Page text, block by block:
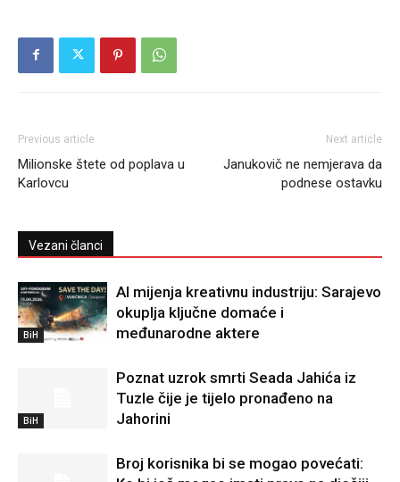
Previous article
Milionske štete od poplava u
Karlovcu
Next article
Janukovič ne nemjerava da
podnese ostavku
Vezani članci
BiH
AI mijenja kreativnu industriju: Sarajevo
okuplja ključne domaće i
međunarodne aktere
BiH
Poznat uzrok smrti Seada Jahića iz
Tuzle čije je tijelo pronađeno na
Jahorini
Broj korisnika bi se mogao povećati: